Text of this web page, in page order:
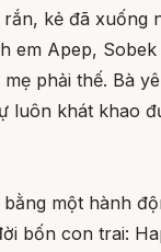
kẻ đã
em Apep,
phải thế. Bà
khát khao
một hành
bốn con trai: